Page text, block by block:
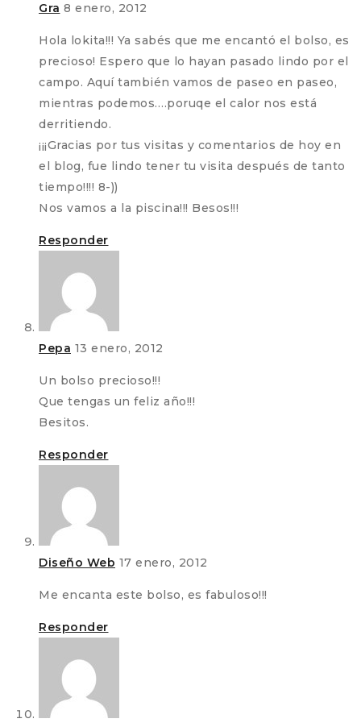
Gra 8 enero, 2012
Hola lokita!!! Ya sabés que me encantó el bolso, es
precioso! Espero que lo hayan pasado lindo por el
campo. Aquí también vamos de paseo en paseo,
mientras podemos….poruqe el calor nos está
derritiendo.
¡¡¡Gracias por tus visitas y comentarios de hoy en
el blog, fue lindo tener tu visita después de tanto
tiempo!!!! 8-))
Nos vamos a la piscina!!! Besos!!!
Responder
Pepa 13 enero, 2012
Un bolso precioso!!!
Que tengas un feliz año!!!
Besitos.
Responder
Diseño Web 17 enero, 2012
Me encanta este bolso, es fabuloso!!!
Responder